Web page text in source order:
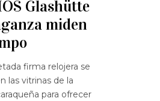
Glashütte
miden
firma relojera se
las vitrinas de la
para ofrecer